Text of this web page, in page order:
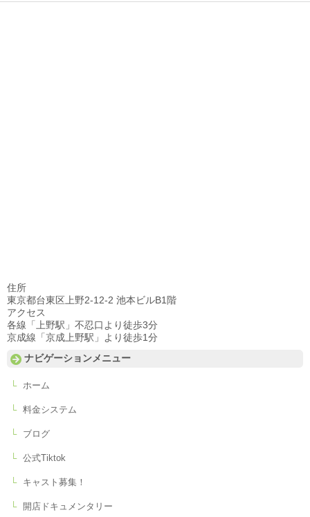
住所
東京都台東区上野2-12-2 池本ビルB1階
アクセス
各線「上野駅」不忍口より徒歩3分
京成線「京成上野駅」より徒歩1分
ナビゲーションメニュー
ホーム
料金システム
ブログ
公式Tiktok
キャスト募集！
開店ドキュメンタリー